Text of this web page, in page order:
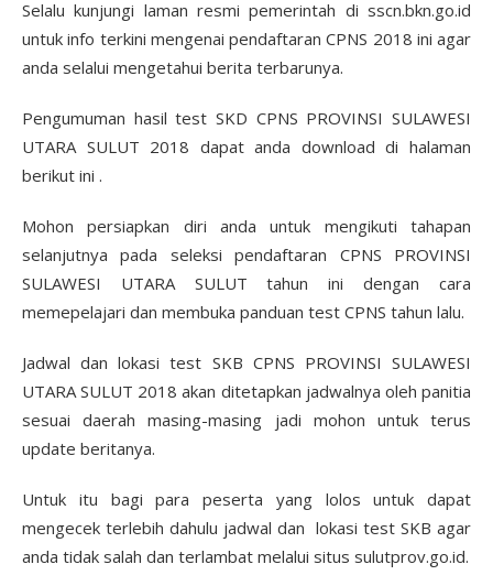
Selalu kunjungi laman resmi pemerintah di sscn.bkn.go.id
untuk info terkini mengenai pendaftaran CPNS 2018 ini agar
anda selalui mengetahui berita terbarunya.
Pengumuman hasil test SKD CPNS PROVINSI SULAWESI
UTARA SULUT 2018 dapat anda download di halaman
berikut ini .
Mohon persiapkan diri anda untuk mengikuti tahapan
selanjutnya pada seleksi pendaftaran CPNS PROVINSI
SULAWESI UTARA SULUT tahun ini dengan cara
memepelajari dan membuka panduan test CPNS tahun lalu.
Jadwal dan lokasi test SKB CPNS PROVINSI SULAWESI
UTARA SULUT 2018 akan ditetapkan jadwalnya oleh panitia
sesuai daerah masing-masing jadi mohon untuk terus
update beritanya.
Untuk itu bagi para peserta yang lolos untuk dapat
mengecek terlebih dahulu jadwal dan lokasi test SKB agar
anda tidak salah dan terlambat melalui situs sulutprov.go.id.